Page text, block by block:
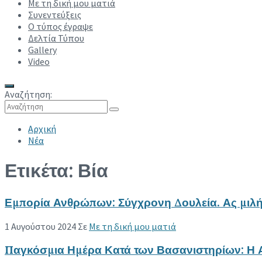
Με τη δική μου ματιά
Συνεντεύξεις
Ο τύπος έγραψε
Δελτία Τύπου
Gallery
Video
Αναζήτηση:
Αρχική
Νέα
Ετικέτα: Βία
Εμπορία Ανθρώπων: Σύγχρονη Δουλεία. Ας
1 Αυγούστου 2024 Σε Με τη δική μου ματιά
Read more
Παγκόσμια Ημέρα Κατά των Βασανιστηρίων: Η